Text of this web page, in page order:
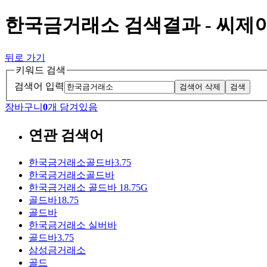
한국금거래소 검색결과 - 씨제
뒤로 가기
키워드 검색
검색어 입력
검색어 삭제 검색
장바구니 0개 담겨있음
연관 검색어
한국금거래소골드바3.75
한국금거래소골드바
한국금거래소 골드바 18.75G
골드바18.75
골드바
한국금거래소 실버바
골드바3.75
삼성금거래소
골드